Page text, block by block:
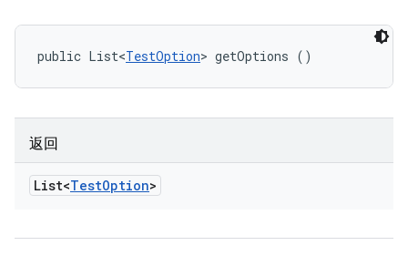
public List<TestOption> getOptions ()
返回
List<TestOption>